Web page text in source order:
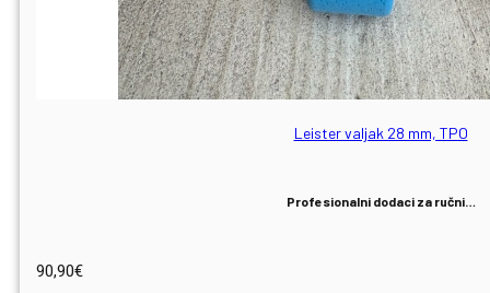
Leister valjak 28 mm, TPO
Profesionalni dodaci za ručni…
90,90€